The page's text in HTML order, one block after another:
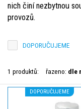
nich činí nezbytnou
provozů.
DOPORUČUJEME
1 produktů: řazeno: dle
DOPORUČUJEME